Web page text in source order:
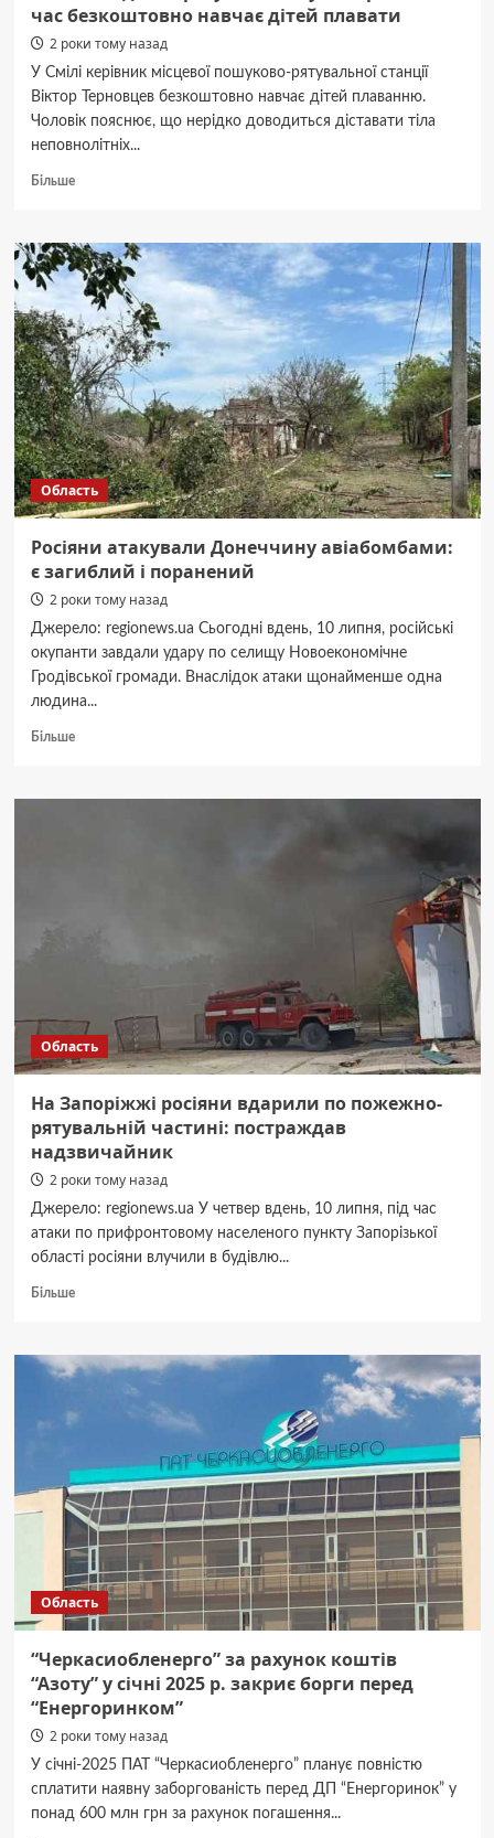
час безкоштовно навчає дітей плавати
2 роки тому назад
У Смілі керівник місцевої пошуково-рятувальної станції
Віктор Терновцев безкоштовно навчає дітей плаванню.
Чоловік пояснює, що нерідко доводиться діставати тіла
неповнолітніх...
БільшеДокладніше
Смілі
водолаз-
рятувальник
позаробочий
час
безкоштовно
навчає
дітей
плавати
Область
Росіяни атакували Донеччину авіабомбами:
є загиблий і поранений
2 роки тому назад
Джерело: regionews.ua Сьогодні вдень, 10 липня, російські
окупанти завдали удару по селищу Новоекономічне
Гродівської громади. Внаслідок атаки щонайменше одна
людина...
БільшеДокладніше
атакували
Область
На Запоріжжі росіяни вдарили по пожежно-
рятувальній частині: постраждав
надзвичайник
2 роки тому назад
Джерело: regionews.ua У четвер вдень, 10 липня, під час
атаки по прифронтовому населеного пункту Запорізької
області росіяни влучили в будівлю...
БільшеДокладніше
Запоріжжі
росіяни
по
частині:
постраждав
надзвичайник
Область
“Черкасиобленерго” за рахунок коштів
“Азоту” у січні 2025 р. закриє борги перед
“Енергоринком”
2 роки тому назад
У січні-2025 ПАТ “Черкасиобленерго” планує повністю
сплатити наявну заборгованість перед ДП “Енергоринок” у
понад 600 млн грн за рахунок погашення...